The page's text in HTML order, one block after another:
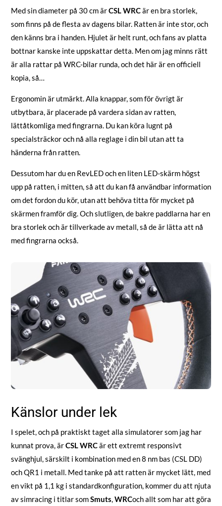
Med sin diameter på 30 cm ärCSL WRCär en bra storlek,
som finns på de flesta av dagens bilar. Ratten är inte stor, och
den känns bra i handen. Hjulet är helt runt, och fans av platta
bottnar kanske inte uppskattar detta. Men om jag minns rätt
är alla rattar på WRC-bilar runda, och det här är en officiell
kopia, så…
Ergonomin är utmärkt. Alla knappar, som för övrigt är
utbytbara, är placerade på vardera sidan av ratten,
lättåtkomliga med fingrarna. Du kan köra lugnt på
specialsträckor och nå alla reglage i din bil utan att ta
händerna från ratten.
Dessutom har du en RevLED och en liten LED-skärm högst
upp på ratten, i mitten, så att du kan få användbar information
om det fordon du kör, utan att behöva titta för mycket på
skärmen framför dig. Och slutligen, de bakre paddlarna har en
bra storlek och är tillverkade av metall, så de är lätta att nå
med fingrarna också.
Känslor under lek
I spelet, och på praktiskt taget alla simulatorer som jag har
kunnat prova, ärCSL WRCär ett extremt responsivt
svänghjul, särskilt i kombination med en 8 nm bas (CSL DD)
och QR1 i metall. Med tanke på att ratten är mycket lätt, med
en vikt på 1,1 kg i standardkonfiguration, kommer du att njuta
av simracing i titlar somSmuts,WRCoch allt som har att göra